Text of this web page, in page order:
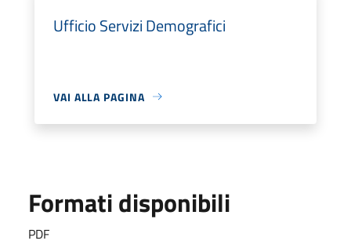
Ufficio Servizi Demografici
VAI ALLA PAGINA
Formati disponibili
PDF